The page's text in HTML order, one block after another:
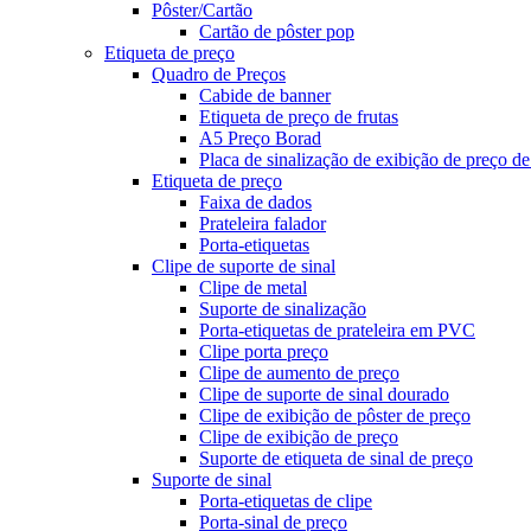
Pôster/Cartão
Cartão de pôster pop
Etiqueta de preço
Quadro de Preços
Cabide de banner
Etiqueta de preço de frutas
A5 Preço Borad
Placa de sinalização de exibição de preço
Etiqueta de preço
Faixa de dados
Prateleira falador
Porta-etiquetas
Clipe de suporte de sinal
Clipe de metal
Suporte de sinalização
Porta-etiquetas de prateleira em PVC
Clipe porta preço
Clipe de aumento de preço
Clipe de suporte de sinal dourado
Clipe de exibição de pôster de preço
Clipe de exibição de preço
Suporte de etiqueta de sinal de preço
Suporte de sinal
Porta-etiquetas de clipe
Porta-sinal de preço